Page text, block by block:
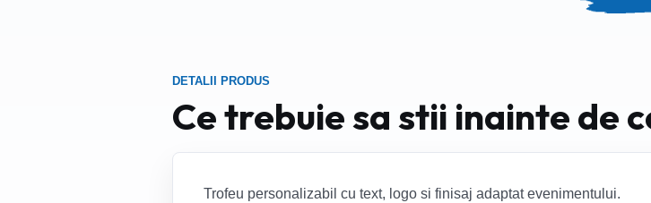
DETALII PRODUS
Ce trebuie sa stii inainte de
Trofeu personalizabil cu text, logo si finisaj adaptat evenimentului.